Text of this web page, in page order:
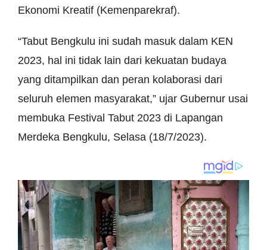
Ekonomi Kreatif (Kemenparekraf).
“Tabut Bengkulu ini sudah masuk dalam KEN
2023, hal ini tidak lain dari kekuatan budaya
yang ditampilkan dan peran kolaborasi dari
seluruh elemen masyarakat,” ujar Gubernur usai
membuka Festival Tabut 2023 di Lapangan
Merdeka Bengkulu, Selasa (18/7/2023).